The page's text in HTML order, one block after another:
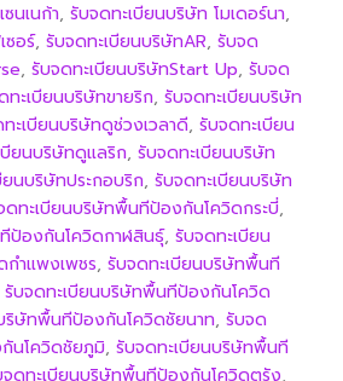
นเนก้า, รับจดทะเบียนบริษัท โมเดอร์นา,
ซอร์, รับจดทะเบียนบริษัทAR, รับจด
, รับจดทะเบียนบริษัทStart Up, รับจด
ทะเบียนบริษัทขายริก, รับจดทะเบียนบริษัท
ะเบียนบริษัทดูช่วงเวลาดี, รับจดทะเบียน
บียนบริษัทดูแลริก, รับจดทะเบียนบริษัท
ยนบริษัทประกอบริก, รับจดทะเบียนบริษัท
ดทะเบียนบริษัทพื้นทีป้องกันโควิดกระบี่,
ป้องกันโควิดกาฬสินธุ์, รับจดทะเบียน
ำแพงเพชร, รับจดทะเบียนบริษัทพื้นที
รับจดทะเบียนบริษัทพื้นทีป้องกันโควิด
ริษัทพื้นทีป้องกันโควิดชัยนาท, รับจด
นโควิดชัยภูมิ, รับจดทะเบียนบริษัทพื้นที
จดทะเบียนบริษัทพื้นทีป้องกันโควิดตรัง,